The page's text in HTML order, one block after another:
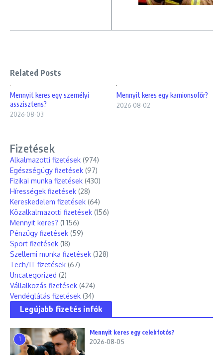
Related Posts
Mennyit keres egy személyi
asszisztens?
2026-08-03
Mennyit keres egy kamionsofőr?
2026-08-02
Fizetések
Alkalmazotti fizetések (974)
Egészségügy fizetések (97)
Fizikai munka fizetések (430)
Hírességek fizetések (28)
Kereskedelem fizetések (64)
Közalkalmazotti fizetések (156)
Mennyit keres? (1 156)
Pénzügy fizetések (59)
Sport fizetések (18)
Szellemi munka fizetések (328)
Tech/IT fizetések (67)
Uncategorized (2)
Vállalkozás fizetések (424)
Vendéglátás fizetések (34)
Legújabb fizetés infók
1
Mennyit keres egy celebfotós?
2026-08-05